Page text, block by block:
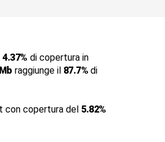
4.37% di copertura in
raggiunge il 87.7% di
con copertura del 5.82%